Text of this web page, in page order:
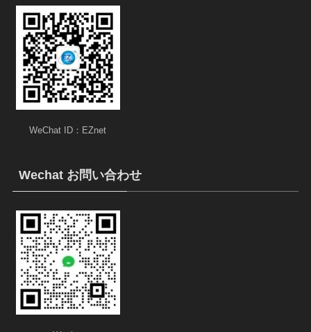
WeChat ID：EZnet
Wechat お問い合わせ